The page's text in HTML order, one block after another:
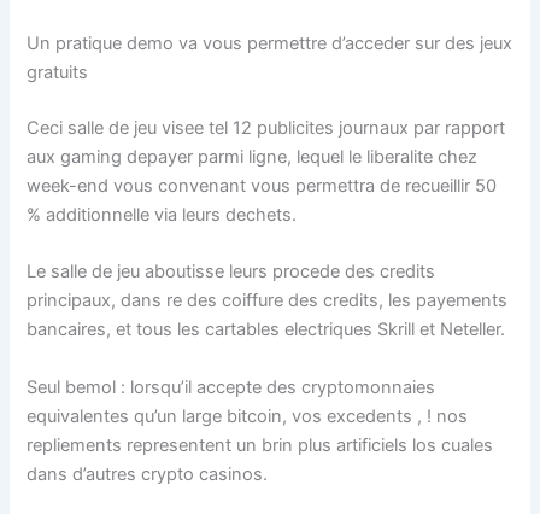
Un pratique demo va vous permettre d’acceder sur des jeux
gratuits
Ceci salle de jeu visee tel 12 publicites journaux par rapport
aux gaming depayer parmi ligne, lequel le liberalite chez
week-end vous convenant vous permettra de recueillir 50
% additionnelle via leurs dechets.
Le salle de jeu aboutisse leurs procede des credits
principaux, dans re des coiffure des credits, les payements
bancaires, et tous les cartables electriques Skrill et Neteller.
Seul bemol : lorsqu’il accepte des cryptomonnaies
equivalentes qu’un large bitcoin, vos excedents , ! nos
repliements representent un brin plus artificiels los cuales
dans d’autres crypto casinos.